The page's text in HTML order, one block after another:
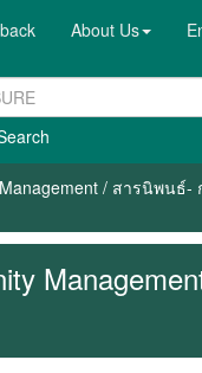
About Us
/ สารนิพนธ์